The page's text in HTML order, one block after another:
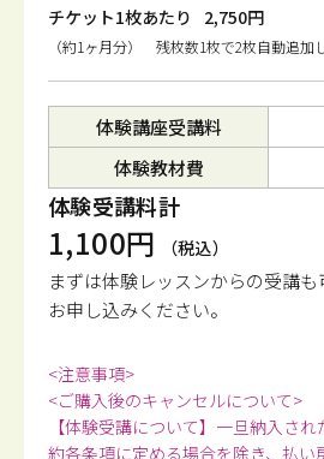
チケット1枚あたり 2,750円
（約1ヶ月分） 残枚数1枚で2枚自動追加
体験講座受講料
体験教材費
体験受講料計
1,100円 （税込）
まずは体験レッスンからの受講も
お申し込みください。
<注意事項>
<ご購入後のキャンセルについて>
【体験受講について】一旦納入さ
約各条項に定める場合を除き、払い